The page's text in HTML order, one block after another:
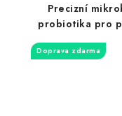
Precizní
probiotika pro
Doprava zdarma